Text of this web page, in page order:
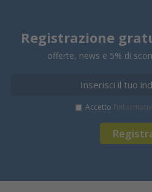
Registrazione
offerte, news e 5% di
Accetto